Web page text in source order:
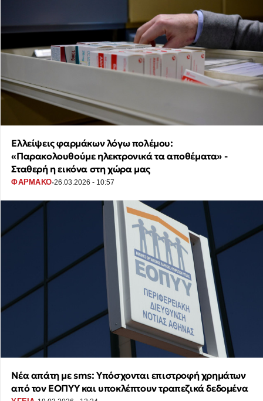
Ελλείψεις φαρμάκων λόγω πολέμου:
«Παρακολουθούμε ηλεκτρονικά τα αποθέματα» -
Σταθερή η εικόνα στη χώρα μας
ΦΑΡΜΑΚΟ·26.03.2026 - 10:57
Νέα απάτη με sms: Υπόσχονται επιστροφή χρημάτων
από τον ΕΟΠΥΥ και υποκλέπτουν τραπεζικά δεδομένα